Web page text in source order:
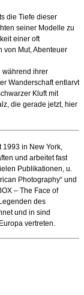
die Tiefe dieser
seiner Modelle zu
einer oft
von Mut, Abenteuer
während ihrer
Wanderschaft entlarvt
Kluft mit
die gerade jetzt, hier
1993 in New York,
und arbeitet fast
Publikationen, u.
Photography“ und
– The Face of
des
und in sind
vertreten.